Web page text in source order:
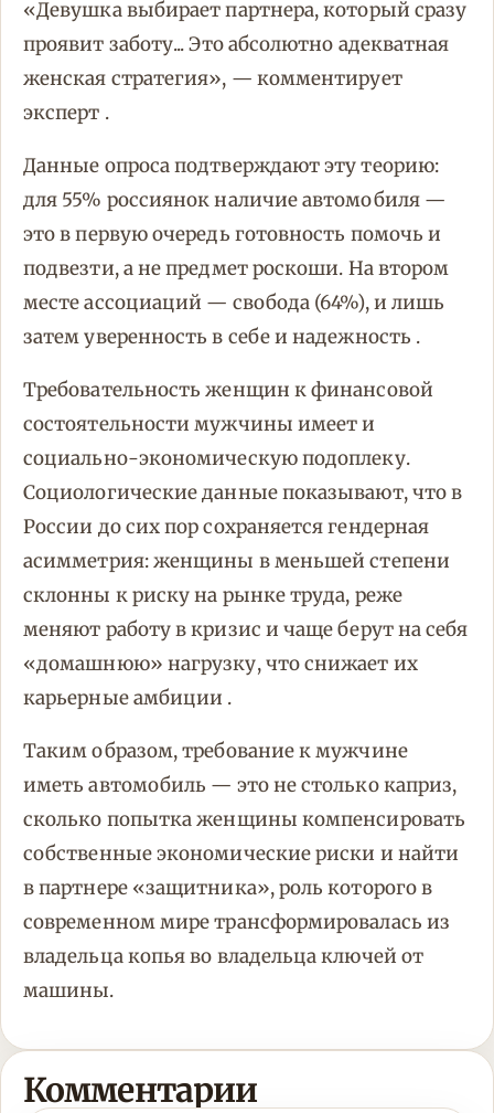
«Девушка выбирает партнера, который сразу
проявит заботу... Это абсолютно адекватная
женская стратегия», — комментирует
эксперт .
Данные опроса подтверждают эту теорию:
для 55% россиянок наличие автомобиля —
это в первую очередь готовность помочь и
подвезти, а не предмет роскоши. На втором
месте ассоциаций — свобода (64%), и лишь
затем уверенность в себе и надежность .
Требовательность женщин к финансовой
состоятельности мужчины имеет и
социально-экономическую подоплеку.
Социологические данные показывают, что в
России до сих пор сохраняется гендерная
асимметрия: женщины в меньшей степени
склонны к риску на рынке труда, реже
меняют работу в кризис и чаще берут на себя
«домашнюю» нагрузку, что снижает их
карьерные амбиции .
Таким образом, требование к мужчине
иметь автомобиль — это не столько каприз,
сколько попытка женщины компенсировать
собственные экономические риски и найти
в партнере «защитника», роль которого в
современном мире трансформировалась из
владельца копья во владельца ключей от
машины.
Комментарии